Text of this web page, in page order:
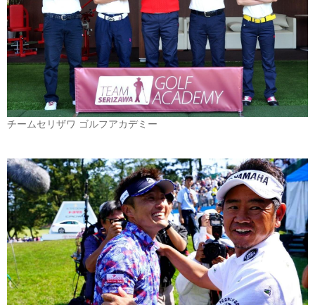
チームセリザワ ゴルフアカデミー